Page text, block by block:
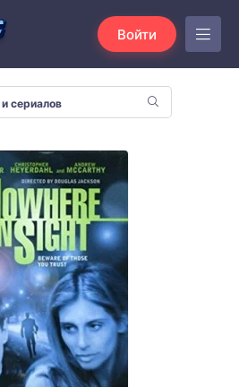
Войти